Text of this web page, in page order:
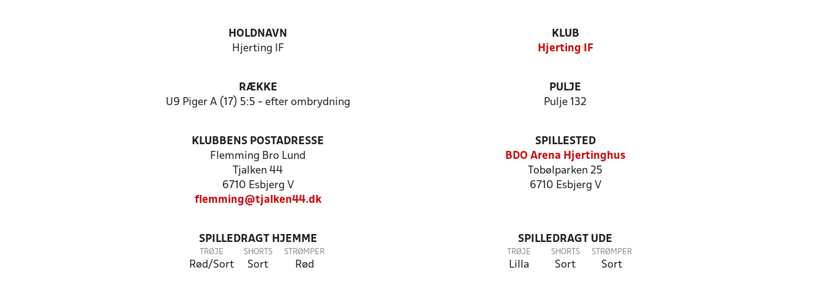
HOLDNAVN
Hjerting IF
KLUB
Hjerting IF
RÆKKE
U9 Piger A (17) 5:5 - efter ombrydning
PULJE
Pulje 132
KLUBBENS POSTADRESSE
Flemming Bro Lund
Tjalken 44
6710 Esbjerg V
flemming@tjalken44.dk
SPILLESTED
BDO Arena Hjertinghus
Tobølparken 25
6710 Esbjerg V
SPILLEDRAGT HJEMME
TRØJE
Rød/Sort
SHORTS
Sort
STRØMPER
Rød
SPILLEDRAGT UDE
TRØJE
Lilla
SHORTS
Sort
STRØMPER
Sort